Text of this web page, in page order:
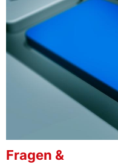
Fragen &